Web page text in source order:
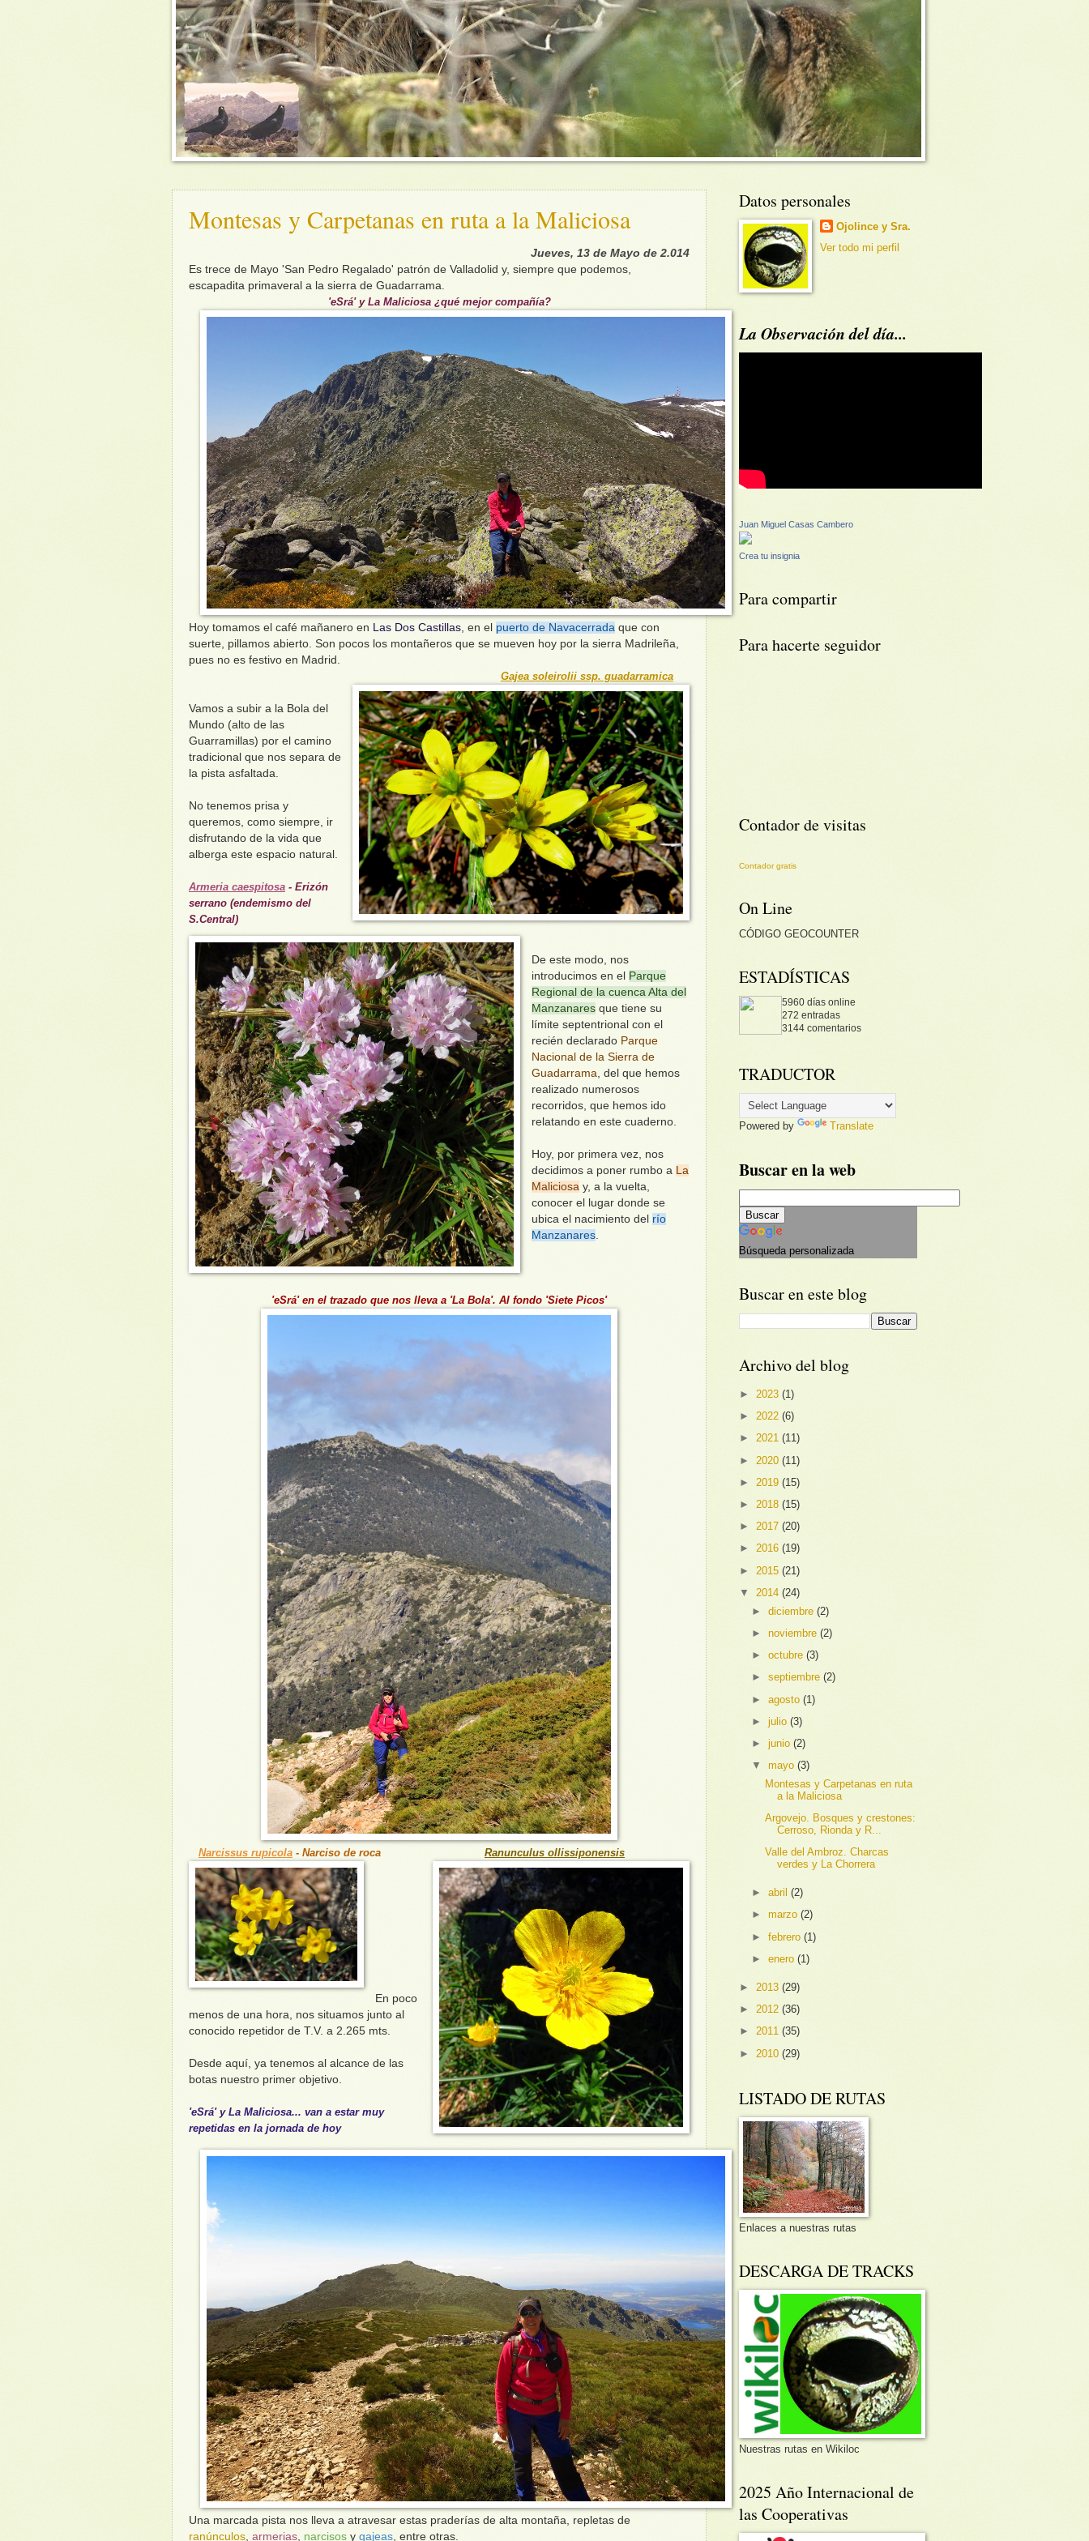
Montesas y Carpetanas en ruta a la Maliciosa
Jueves, 13 de Mayo de 2.014
Es trece de Mayo 'San Pedro Regalado' patrón de Valladolid y, siempre que podemos,
escapadita primaveral a la sierra de Guadarrama.
'eSrá' y La Maliciosa ¿qué mejor compañía?
Hoy tomamos el café mañanero en Las Dos Castillas , en el puerto de Navacerrada que con
suerte, pillamos abierto. Son pocos los montañeros que se mueven hoy por la sierra Madrileña,
pues no es festivo en Madrid.
Gajea soleirolii ssp. guadarramica
Vamos a subir a la Bola del
Mundo (alto de las
Guarramillas) por el camino
tradicional que nos separa de
la pista asfaltada.
No tenemos prisa y
queremos, como siempre, ir
disfrutando de la vida que
alberga este espacio natural.
Armeria caespitosa - Erizón
serrano (endemismo del
S.Central)
De este modo, nos
introducimos en el Parque
Regional de la cuenca Alta del
Manzanaresque tiene su
límite septentrional con el
recién declarado Parque
Nacional de la Sierra de
Guadarrama, del que hemos
realizado numerosos
recorridos, que hemos ido
relatando en este cuaderno.
Hoy, por primera vez, nos
decidimos a poner rumbo a La
Maliciosay, a la vuelta,
conocer el lugar donde se
ubica el nacimiento del río
Manzanares.
'eSrá' en el trazado que nos lleva a 'La Bola'. Al fondo 'Siete Picos'
Narcissus rupicola - Narciso de roca Ranunculus ollissiponensis
En poco
menos de una hora, nos situamos junto al
conocido repetidor de T.V. a 2.265 mts.
Desde aquí, ya tenemos al alcance de las
botas nuestro primer objetivo.
'eSrá' y La Maliciosa... van a estar muy
repetidas en la jornada de hoy
Una marcada pista nos lleva a atravesar estas praderías de alta montaña, repletas de
ranúnculos armerias narcisos y gajeas , entre otras.
Datos personales
Ojolince y Sra.
Ver todo mi perfil
La Observación del día...
Juan Miguel Casas Cambero
Crea tu insignia
Para compartir
Para hacerte seguidor
Contador de visitas
Contador gratis
On Line
CÓDIGO GEOCOUNTER
ESTADÍSTICAS
5960 días online
272 entradas
3144 comentarios
TRADUCTOR
Powered by Translate
Buscar en la web
Búsqueda personalizada
Buscar en este blog
Archivo del blog
► 2023 (1)
► 2022 (6)
► 2021 (11)
► 2020 (11)
► 2019 (15)
► 2018 (15)
► 2017 (20)
► 2016 (19)
► 2015 (21)
▼ 2014 (24)
►diciembre(2)
►noviembre(2)
►octubre(3)
►septiembre(2)
►agosto(1)
►julio(3)
►junio(2)
▼mayo(3)
Montesas y Carpetanas en ruta
a la Maliciosa
Argovejo. Bosques y crestones:
Cerroso, Rionda y R...
Valle del Ambroz. Charcas
verdes y La Chorrera
►abril(2)
►marzo(2)
►febrero(1)
►enero(1)
► 2013 (29)
► 2012 (36)
► 2011 (35)
► 2010 (29)
LISTADO DE RUTAS
Enlaces a nuestras rutas
DESCARGA DE TRACKS
Nuestras rutas en Wikiloc
2025 Año Internacional de
las Cooperativas